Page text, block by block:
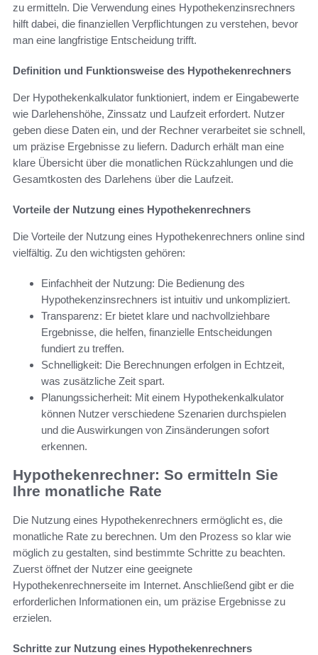
zu ermitteln. Die Verwendung eines Hypothekenzinsrechners
hilft dabei, die finanziellen Verpflichtungen zu verstehen, bevor
man eine langfristige Entscheidung trifft.
Definition und Funktionsweise des Hypothekenrechners
Der Hypothekenkalkulator funktioniert, indem er Eingabewerte
wie Darlehenshöhe, Zinssatz und Laufzeit erfordert. Nutzer
geben diese Daten ein, und der Rechner verarbeitet sie schnell,
um präzise Ergebnisse zu liefern. Dadurch erhält man eine
klare Übersicht über die monatlichen Rückzahlungen und die
Gesamtkosten des Darlehens über die Laufzeit.
Vorteile der Nutzung eines Hypothekenrechners
Die Vorteile der Nutzung eines Hypothekenrechners online sind
vielfältig. Zu den wichtigsten gehören:
Einfachheit der Nutzung: Die Bedienung des
Hypothekenzinsrechners ist intuitiv und unkompliziert.
Transparenz: Er bietet klare und nachvollziehbare
Ergebnisse, die helfen, finanzielle Entscheidungen
fundiert zu treffen.
Schnelligkeit: Die Berechnungen erfolgen in Echtzeit,
was zusätzliche Zeit spart.
Planungssicherheit: Mit einem Hypothekenkalkulator
können Nutzer verschiedene Szenarien durchspielen
und die Auswirkungen von Zinsänderungen sofort
erkennen.
Hypothekenrechner: So ermitteln Sie
Ihre monatliche Rate
Die Nutzung eines Hypothekenrechners ermöglicht es, die
monatliche Rate zu berechnen. Um den Prozess so klar wie
möglich zu gestalten, sind bestimmte Schritte zu beachten.
Zuerst öffnet der Nutzer eine geeignete
Hypothekenrechnerseite im Internet. Anschließend gibt er die
erforderlichen Informationen ein, um präzise Ergebnisse zu
erzielen.
Schritte zur Nutzung eines Hypothekenrechners